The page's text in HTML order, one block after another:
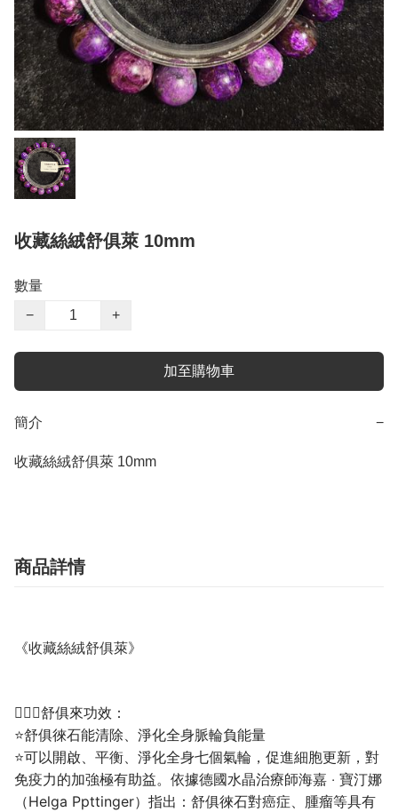
收藏絲絨舒俱萊 10mm
數量
−
+
加至購物車
簡介 −
收藏絲絨舒俱萊 10mm
商品詳情
《收藏絲絨舒俱萊》
💁🏼‍♀️舒俱來功效：
⭐舒俱徠石能清除、淨化全身脈輪負能量
⭐可以開啟、平衡、淨化全身七個氣輪，促進細胞更新，對
免疫力的加強極有助益。依據德國水晶治療師海嘉 ‧ 寶汀娜
（Helga Ppttinger）指出：舒俱徠石對癌症、腫瘤等具有